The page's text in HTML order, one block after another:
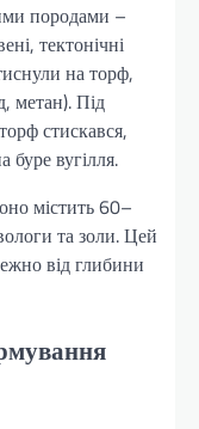
породами –
тектонічні
на торф,
метан). Під
стискався,
буре вугілля.
містить 60–
та золи. Цей
від глибини